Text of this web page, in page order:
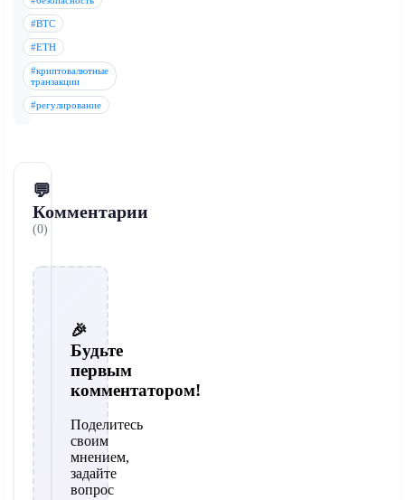
#BTC
#ETH
#криптовалютные
транзакции
#регулирование
💬
Комментарии
(0)
🎉
Будьте
первым
комментатором!
Поделитесь
своим
мнением,
задайте
вопрос